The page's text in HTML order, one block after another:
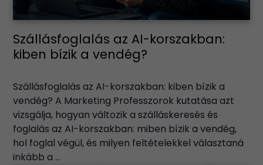
Szállásfoglalás az AI-korszakban:
kiben bízik a vendég?
Szállásfoglalás az AI-korszakban: kiben bízik a
vendég? A Marketing Professzorok kutatása azt
vizsgálja, hogyan változik a szálláskeresés és
foglalás az AI-korszakban: miben bízik a vendég,
hol foglal végül, és milyen feltételekkel választaná
inkább a ...